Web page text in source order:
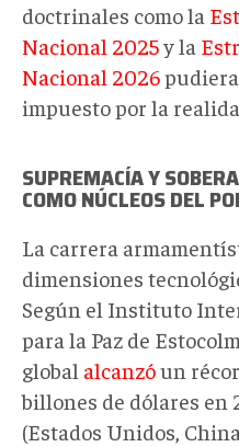
doctrinales como la
Nacional 2025y la
Nacional 2026
impuesto por la
SUPREMACÍA Y
COMO NÚCLEOS DEL
La carrera
dimensiones
Según el Instituto
para la Paz de
global alcanzóun
billones de dólares en
(Estados Unidos,